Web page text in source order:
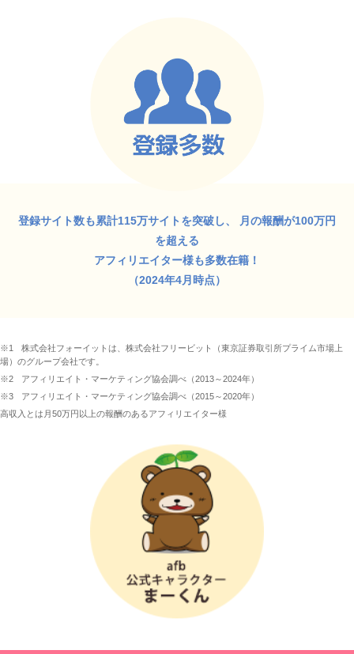
登録サイト数も累計115万サイトを突破し、
月の報酬が100万円
を超える
アフィリエイター様も多数在籍！
（2024年4月時点）
※1
株式会社フォーイットは、株式会社フリービット（東京証券取引所プライム市場上
場）のグループ会社です。
※2
アフィリエイト・マーケティング協会調べ（2013～2024年）
※3
アフィリエイト・マーケティング協会調べ（2015～2020年）
高収入とは月50万円以上の報酬のあるアフィリエイター様